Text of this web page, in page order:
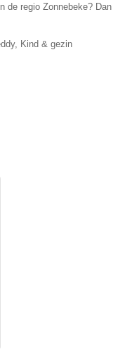
de regio Zonnebeke? Dan
Kind & gezin